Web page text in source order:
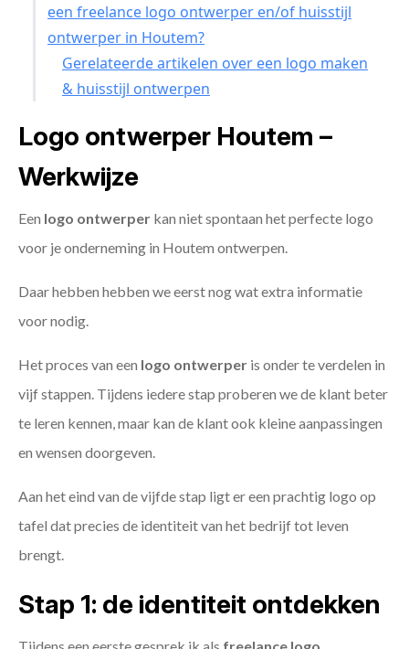
een freelance logo ontwerper en/of huisstijl
ontwerper in Houtem?
Gerelateerde artikelen over een logo maken
& huisstijl ontwerpen
Logo ontwerper Houtem –
Werkwijze
Een logo ontwerper kan niet spontaan het perfecte logo
voor je onderneming in Houtem ontwerpen.
Daar hebben hebben we eerst nog wat extra informatie
voor nodig.
Het proces van een logo ontwerper is onder te verdelen in
vijf stappen. Tijdens iedere stap proberen we de klant beter
te leren kennen, maar kan de klant ook kleine aanpassingen
en wensen doorgeven.
Aan het eind van de vijfde stap ligt er een prachtig logo op
tafel dat precies de identiteit van het bedrijf tot leven
brengt.
Stap 1: de identiteit ontdekken